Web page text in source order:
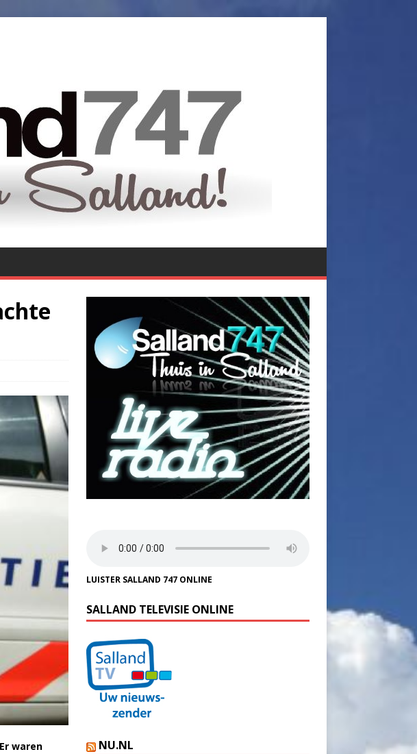
waren
LUISTER SALLAND 747 ONLINE
SALLAND TELEVISIE ONLINE
NU.NL